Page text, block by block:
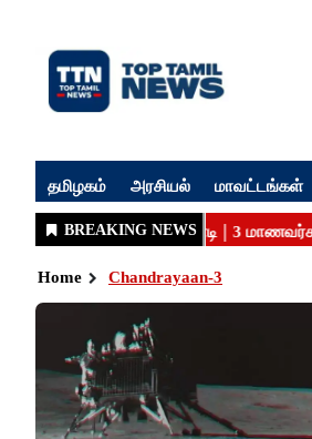
தமிழகம் அரசியல் மாவட்டங்கள்
Home Chandrayaan-3